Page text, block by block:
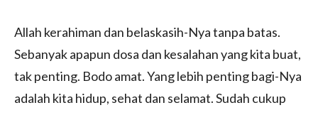
Allah kerahiman dan belaskasih-Nya tanpa batas.
Sebanyak apapun dosa dan kesalahan yang kita buat,
tak penting. Bodo amat. Yang lebih penting bagi-Nya
adalah kita hidup, sehat dan selamat. Sudah cukup